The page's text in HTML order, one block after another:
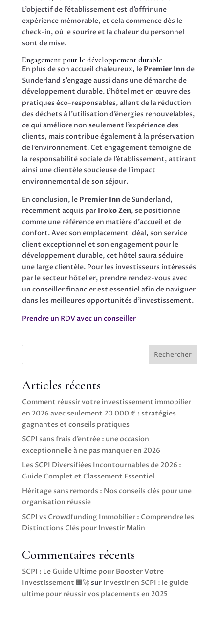
L’objectif de l’établissement est d’offrir une
expérience mémorable, et cela commence dès le
check-in, où le sourire et la chaleur du personnel
sont de mise.
Engagement pour le développement durable
En plus de son accueil chaleureux, le Premier Innde
Sunderland s’engage aussi dans une démarche de
développement durable. L’hôtel met en œuvre des
pratiques éco-responsables, allant de la réduction
des déchets à l’utilisation d’énergies renouvelables,
ce qui améliore non seulement l’expérience des
clients, mais contribue également à la préservation
de l’environnement. Cet engagement témoigne de
la responsabilité sociale de l’établissement, attirant
ainsi une clientèle soucieuse de l’impact
environnemental de son séjour.
En conclusion, le Premier Innde Sunderland,
récemment acquis par Iroko Zen, se positionne
comme une référence en matière d’accueil et de
confort. Avec son emplacement idéal, son service
client exceptionnel et son engagement pour le
développement durable, cet hôtel saura séduire
une large clientèle. Pour les investisseurs intéressés
par le secteur hôtelier, prendre rendez-vous avec
un conseiller financier est essentiel afin de naviguer
dans les meilleures opportunités d’investissement.
Prendre un RDV avec un conseiller
Rechercher
Articles récents
Comment réussir votre investissement immobilier
en 2026 avec seulement 20 000 € : stratégies
gagnantes et conseils pratiques
SCPI sans frais d’entrée : une occasion
exceptionnelle à ne pas manquer en 2026
Les SCPI Diversifiées Incontournables de 2026 :
Guide Complet et Classement Essentiel
Héritage sans remords : Nos conseils clés pour une
organisation réussie
SCPI vs Crowdfunding Immobilier : Comprendre les
Distinctions Clés pour Investir Malin
Commentaires récents
SCPI : Le Guide Ultime pour Booster Votre
Investissement 🏢🚀sur Investir en SCPI : le guide
ultime pour réussir vos placements en 2025